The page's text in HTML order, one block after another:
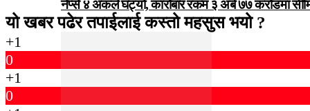
नेप्से ४ अंकले घट्यो, कारोबार रकम ३ अर्ब ७७ करोडमा
यो खबर पढेर तपाईलाई कस्तो महसुस भयो ?
+1
0
+1
0